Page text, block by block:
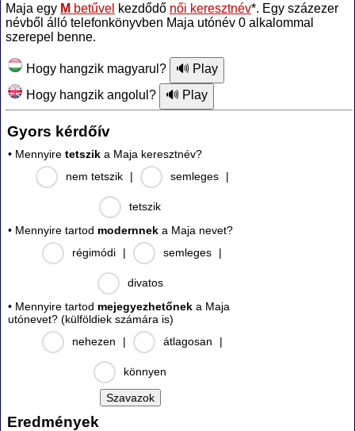
Maja egy M betűvel kezdődő női keresztnév*. Egy százezer
névből álló telefonkönyvben Maja utónév 0 alkalommal
szerepel benne.
Hogy hangzik magyarul?
Hogy hangzik angolul?
Gyors kérdőív
• Mennyire tetszik a Maja keresztnév?
nem tetszik
| semleges |
tetszik
• Mennyire tartod modernnek a Maja nevet?
régimódi
| semleges |
divatos
• Mennyire tartod mejegyezhetőnek a Maja
utónevet? (külföldiek számára is)
nehezen
| átlagosan |
könnyen
Eredmények